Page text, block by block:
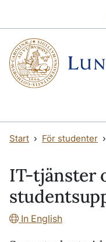
Start För studenter
IT-tjänster
In English